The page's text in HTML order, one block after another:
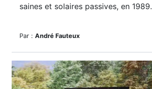
saines et solaires passives, en 1989.
Par : André Fauteux